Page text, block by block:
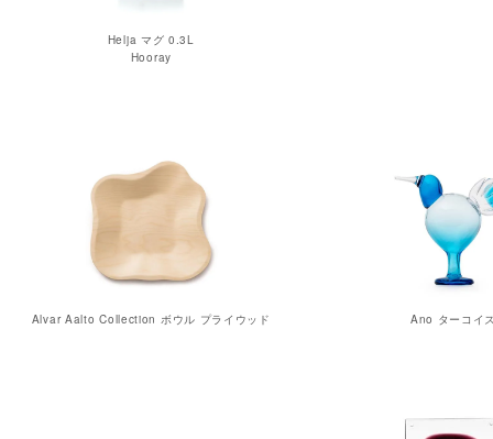
Helja マグ 0.3L
Hooray
Alvar Aalto Collection ボウル プライウッド Ano ターコイ